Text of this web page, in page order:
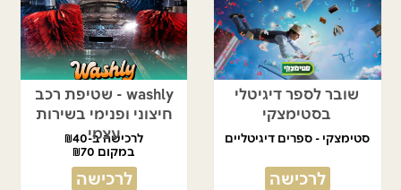
שובר לספר דיגיטלי
בסטימצקי
סטימצקי - ספרים דיגיטליים
לרכישה
washly - שטיפת רכב
חיצוני ופנימי בשירות
עצמי
לרכישה ב-₪40
במקום ₪70
לרכישה